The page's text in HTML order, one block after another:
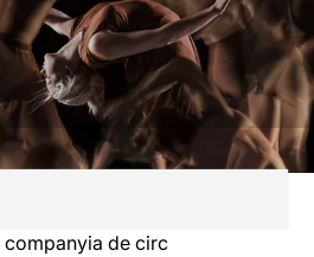
companyia de circ